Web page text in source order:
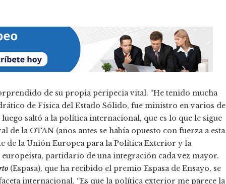
de su propia peripecia vital. “He tenido mucha
de Física del Estado Sólido, fue ministro en varios de
saltó a la política internacional, que es lo que le sigue
la OTAN (años antes se había opuesto con fuerza a esta
de la Unión Europea para la Política Exterior y la
partidario de una integración cada vez mayor.
(Espasa), que ha recibido el premio Espasa de Ensayo, se
internacional. “Es que la política exterior me parece la